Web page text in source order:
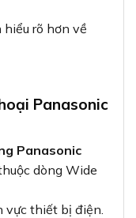
rõ hơn về
Panasonic
Panasonic
dòng Wide
vực thiết bị điện.